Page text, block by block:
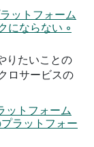
トフォーム
にならない ◦
りたいことの
ロサービスの
トフォーム
ラットフォー